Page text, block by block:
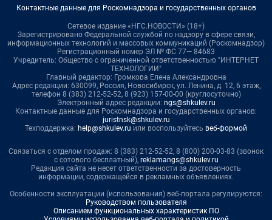
Контактные данные для Роскомнадзора и государственных органов
Сетевое издание «НГС.НОВОСТИ» (18+)
Зарегистрировано Федеральной службой по надзору в сфере связи,
информационных технологий и массовых коммуникаций (Роскомнадзор)
Регистрационный номер ЭЛ № ФС 77— 84683
Учредитель: Общество с ограниченной ответственностью "ИНТЕРНЕТ
ТЕХНОЛОГИИ"
Главный редактор: Громкова Елена Александровна
Адрес редакции: 630099, Россия, Новосибирск, ул. Ленина, д. 12, 6 этаж,
телефон 8 (383) 212-52-52, 8 (923) 157-00-00 (круглосуточно)
Электронный адрес редакции: ngs@shkulev.ru
Контактные данные для Роскомнадзора и государственных органов:
juristnsk@shkulev.ru
Техподдержка: help@shkulev.ru или воспользуйтесь веб-формой
Связаться с отделом продаж: 8 (383) 212-52-52, 8 (800) 200-03-83 (звонок
с сотового бесплатный), reklamangs@shkulev.ru
Редакция сайта не несет ответственности за достоверность
информации, содержащейся в рекламных объявлениях.
Особенности эксплуатации (использования) веб-портала регулируются:
Руководством пользователя
Описанием функциональных характеристик ПО